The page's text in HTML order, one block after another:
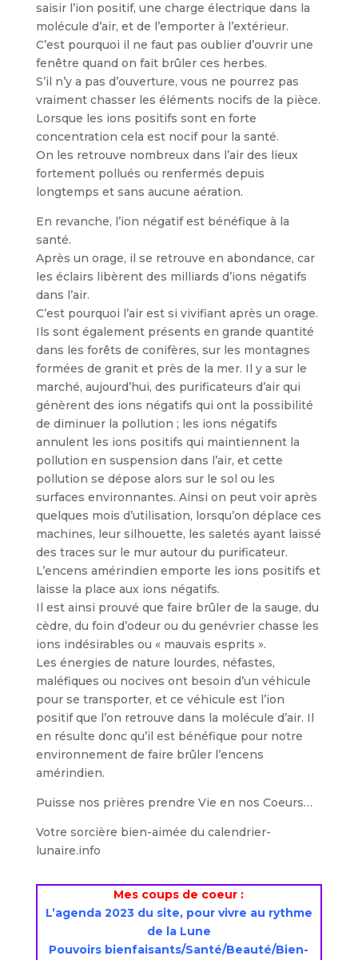
saisir l’ion positif, une charge électrique dans la
molécule d’air, et de l’emporter à l’extérieur.
C’est pourquoi il ne faut pas oublier d’ouvrir une
fenêtre quand on fait brûler ces herbes.
S’il n’y a pas d’ouverture, vous ne pourrez pas
vraiment chasser les éléments nocifs de la pièce.
Lorsque les ions positifs sont en forte
concentration cela est nocif pour la santé.
On les retrouve nombreux dans l’air des lieux
fortement pollués ou renfermés depuis
longtemps et sans aucune aération.
En revanche, l’ion négatif est bénéfique à la
santé.
Après un orage, il se retrouve en abondance, car
les éclairs libèrent des milliards d’ions négatifs
dans l’air.
C’est pourquoi l’air est si vivifiant après un orage.
Ils sont également présents en grande quantité
dans les forêts de conifères, sur les montagnes
formées de granit et près de la mer. Il y a sur le
marché, aujourd’hui, des purificateurs d’air qui
génèrent des ions négatifs qui ont la possibilité
de diminuer la pollution ; les ions négatifs
annulent les ions positifs qui maintiennent la
pollution en suspension dans l’air, et cette
pollution se dépose alors sur le sol ou les
surfaces environnantes. Ainsi on peut voir après
quelques mois d’utilisation, lorsqu’on déplace ces
machines, leur silhouette, les saletés ayant laissé
des traces sur le mur autour du purificateur.
L’encens amérindien emporte les ions positifs et
laisse la place aux ions négatifs.
Il est ainsi prouvé que faire brûler de la sauge, du
cèdre, du foin d’odeur ou du genévrier chasse les
ions indésirables ou « mauvais esprits ».
Les énergies de nature lourdes, néfastes,
maléfiques ou nocives ont besoin d’un véhicule
pour se transporter, et ce véhicule est l’ion
positif que l’on retrouve dans la molécule d’air. Il
en résulte donc qu’il est bénéfique pour notre
environnement de faire brûler l’encens
amérindien.
Puisse nos prières prendre Vie en nos Coeurs…
Votre sorcière bien-aimée du calendrier-
lunaire.info
Mes coups de coeur :
L’agenda 2023 du site, pour vivre au rythme
de la Lune
Pouvoirs bienfaisants/Santé/Beauté/Bien-